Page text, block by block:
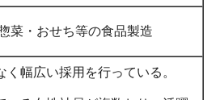
菜・おせち等の食品製造
く幅広い採用を行っている。